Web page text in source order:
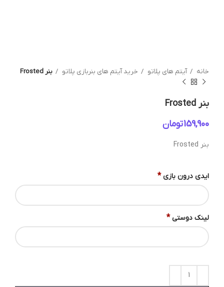
خانه آیتم های پلاتو خرید آیتم های بنربازی پلاتو بنر Frosted
بنر Frosted
تومان
بنر Frosted
ایدی درون بازی *
لینک دوستی *